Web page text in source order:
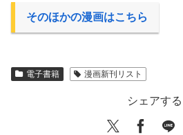
そのほかの漫画はこちら
電子書籍 漫画新刊リスト
シェアする